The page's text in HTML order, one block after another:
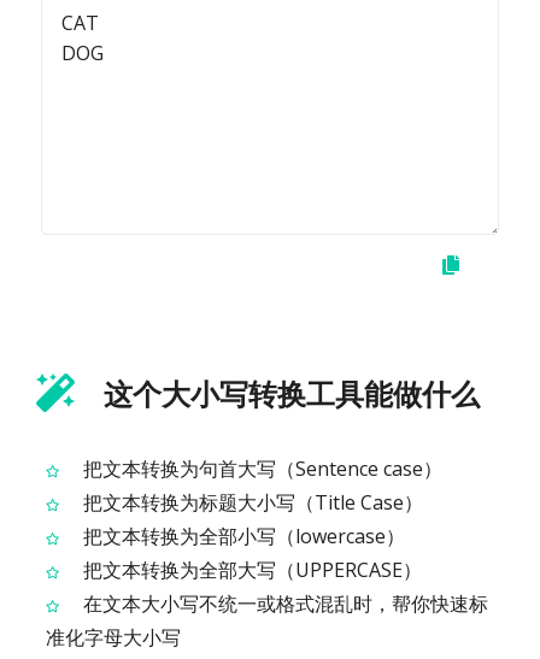
这个大小写转换工具能做什么
把文本转换为句首大写（Sentence case）
把文本转换为标题大小写（Title Case）
把文本转换为全部小写（lowercase）
把文本转换为全部大写（UPPERCASE）
在文本大小写不统一或格式混乱时，帮你快速标
准化字母大小写